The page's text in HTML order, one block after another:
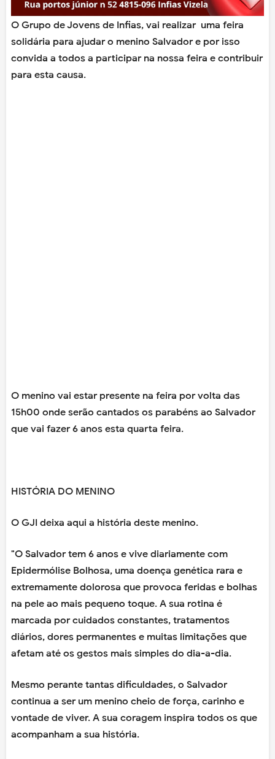
O Grupo de Jovens de Infias, vai realizar uma feira
solidária para ajudar o menino Salvador e por isso
convida a todos a participar na nossa feira e contribuir
para esta causa.
O menino vai estar presente na feira por volta das
15h00 onde serão cantados os parabéns ao Salvador
que vai fazer 6 anos esta quarta feira.
HISTÓRIA DO MENINO
O GJI deixa aqui a história deste menino.
"O Salvador tem 6 anos e vive diariamente com
Epidermólise Bolhosa, uma doença genética rara e
extremamente dolorosa que provoca feridas e bolhas
na pele ao mais pequeno toque. A sua rotina é
marcada por cuidados constantes, tratamentos
diários, dores permanentes e muitas limitações que
afetam até os gestos mais simples do dia-a-dia.
Mesmo perante tantas dificuldades, o Salvador
continua a ser um menino cheio de força, carinho e
vontade de viver. A sua coragem inspira todos os que
acompanham a sua história.